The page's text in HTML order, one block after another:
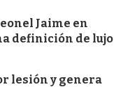
Jaime en
definición de lujo
lesión y genera